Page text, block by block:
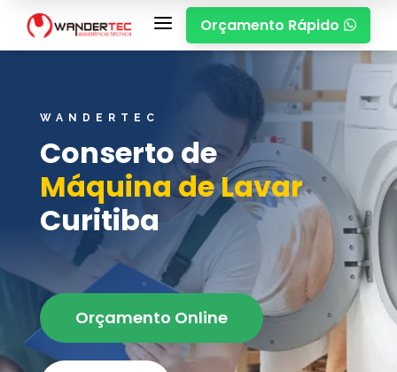
a Orçamento Rápido 
WANDERTEC
Conserto de
Máquina deLavar
Curitiba
Orçamento Online